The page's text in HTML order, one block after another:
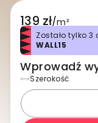
139 zł/m²
Zostało tylko
WALL15
Wprowadź
Szerokość